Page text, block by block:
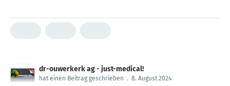
dr-ouwerkerk ag - just-medical!
hat einen Beitrag geschrieben . 8. August 2024